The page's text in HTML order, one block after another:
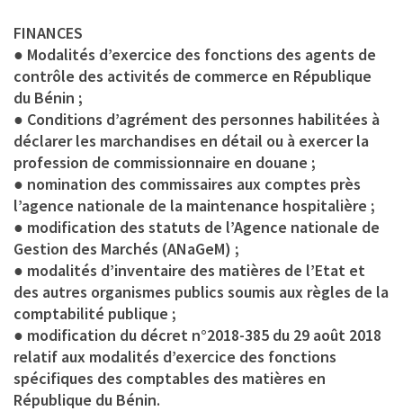
FINANCES
● Modalités d’exercice des fonctions des agents de
contrôle des activités de commerce en République
du Bénin ;
● Conditions d’agrément des personnes habilitées à
déclarer les marchandises en détail ou à exercer la
profession de commissionnaire en douane ;
● nomination des commissaires aux comptes près
l’agence nationale de la maintenance hospitalière ;
● modification des statuts de l’Agence nationale de
Gestion des Marchés (ANaGeM) ;
● modalités d’inventaire des matières de l’Etat et
des autres organismes publics soumis aux règles de la
comptabilité publique ;
● modification du décret n°2018-385 du 29 août 2018
relatif aux modalités d’exercice des fonctions
spécifiques des comptables des matières en
République du Bénin.